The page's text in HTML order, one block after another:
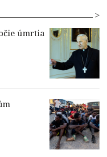
úmrtia